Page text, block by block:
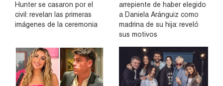
Hunter se casaron por el
civil: revelan las primeras
imágenes de la ceremonia
arrepiente de haber elegido
a Daniela Aránguiz como
madrina de su hija: reveló
sus motivos